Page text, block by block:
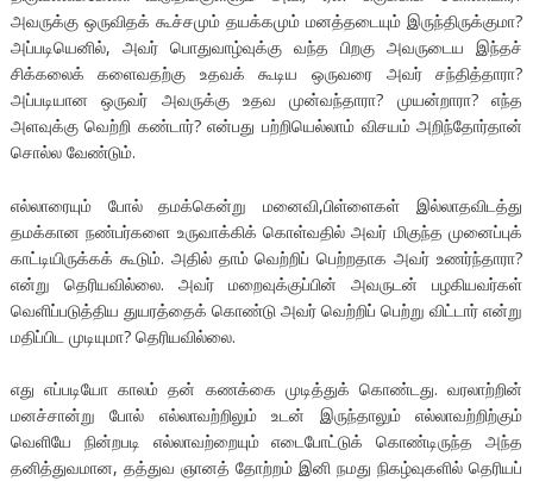
அவருக்கு ஒருவிதக் கூச்சமும் தயக்கமும் மனத்தடையும் இருந்திருக்குமா?
அப்படியெனில், அவர் பொதுவாழ்வுக்கு வந்த பிறகு அவருடைய இந்தச்
சிக்கலைக் களைவதற்கு உதவக் கூடிய ஒருவரை அவர் சந்தித்தாரா?
அப்படியான ஒருவர் அவருக்கு உதவ முன்வந்தாரா? முயன்றாரா? எந்த
அளவுக்கு வெற்றி கண்டார்? என்பது பற்றியெல்லாம் விசயம் அறிந்தோர்தான்
சொல்ல வேண்டும்.
எல்லாரையும் போல் தமக்கென்று மனைவி,பிள்ளைகள் இல்லாதவிடத்து
தமக்கான நண்பர்களை உருவாக்கிக் கொள்வதில் அவர் மிகுந்த முனைப்புக்
காட்டியிருக்கக் கூடும். அதில் தாம் வெற்றிப் பெற்றதாக அவர் உணர்ந்தாரா?
என்று தெரியவில்லை. அவர் மறைவுக்குப்பின் அவருடன் பழகியவர்கள்
வெளிப்படுத்திய துயரத்தைக் கொண்டு அவர் வெற்றிப் பெற்று விட்டார் என்று
மதிப்பிட முடியுமா? தெரியவில்லை.
எது எப்படியோ காலம் தன் கணக்கை முடித்துக் கொண்டது. வரலாற்றின்
மனச்சான்று போல் எல்லாவற்றிலும் உடன் இருந்தாலும் எல்லாவற்றிற்கும்
வெளியே நின்றபடி எல்லாவற்றையும் எடைபோட்டுக் கொண்டிருந்த அந்த
தனித்துவமான, தத்துவ ஞானத் தோற்றம் இனி நமது நிகழ்வுகளில் தெரியப்